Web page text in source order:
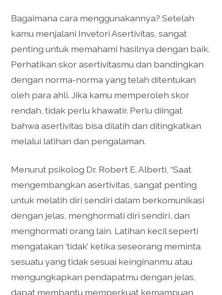
Bagaimana cara menggunakannya? Setelah
kamu menjalani Invetori Asertivitas, sangat
penting untuk memahami hasilnya dengan baik.
Perhatikan skor asertivitasmu dan bandingkan
dengan norma-norma yang telah ditentukan
oleh para ahli. Jika kamu memperoleh skor
rendah, tidak perlu khawatir. Perlu diingat
bahwa asertivitas bisa dilatih dan ditingkatkan
melalui latihan dan pengalaman.
Menurut psikolog Dr. Robert E. Alberti, “Saat
mengembangkan asertivitas, sangat penting
untuk melatih diri sendiri dalam berkomunikasi
dengan jelas, menghormati diri sendiri, dan
menghormati orang lain. Latihan kecil seperti
mengatakan ‘tidak’ ketika seseorang meminta
sesuatu yang tidak sesuai keinginanmu atau
mengungkapkan pendapatmu dengan jelas,
dapat membantu memperkuat kemampuan